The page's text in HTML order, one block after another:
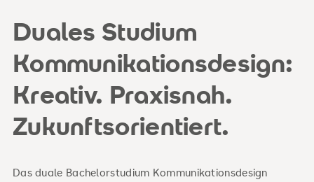
Duales Studium
Kommunikationsdesign:
Kreativ. Praxisnah.
Zukunftsorientiert.
Das duale Bachelorstudium Kommunikationsdesign